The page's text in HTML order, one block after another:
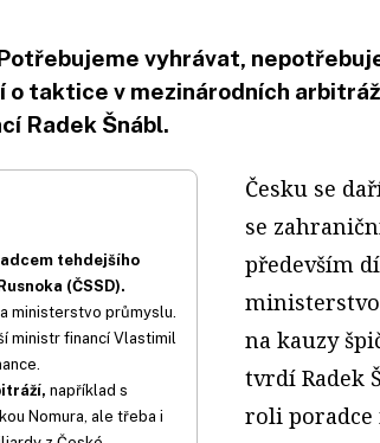
vyhrávat,
o taktice v mezinárodních
Radek Šnábl.
tehdejšího
(ČSSD).
ministerstvo průmyslu.
ministr financí Vlastimil
například s
Nomura, ale třeba i
Česku se
se
především
na kauzy
tvrdí Radek
roli